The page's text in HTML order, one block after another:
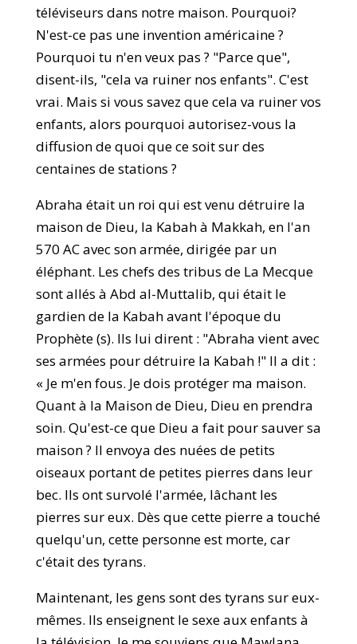
téléviseurs dans notre maison. Pourquoi?
N'est-ce pas une invention américaine ?
Pourquoi tu n'en veux pas ? "Parce que",
disent-ils, "cela va ruiner nos enfants". C'est
vrai. Mais si vous savez que cela va ruiner vos
enfants, alors pourquoi autorisez-vous la
diffusion de quoi que ce soit sur des
centaines de stations ?
Abraha était un roi qui est venu détruire la
maison de Dieu, la Kabah à Makkah, en l'an
570 AC avec son armée, dirigée par un
éléphant. Les chefs des tribus de La Mecque
sont allés à Abd al-Muttalib, qui était le
gardien de la Kabah avant l'époque du
Prophète (s). Ils lui dirent : "Abraha vient avec
ses armées pour détruire la Kabah !" Il a dit :
« Je m'en fous. Je dois protéger ma maison.
Quant à la Maison de Dieu, Dieu en prendra
soin. Qu'est-ce que Dieu a fait pour sauver sa
maison ? Il envoya des nuées de petits
oiseaux portant de petites pierres dans leur
bec. Ils ont survolé l'armée, lâchant les
pierres sur eux. Dès que cette pierre a touché
quelqu'un, cette personne est morte, car
c'était des tyrans.
Maintenant, les gens sont des tyrans sur eux-
mêmes. Ils enseignent le sexe aux enfants à